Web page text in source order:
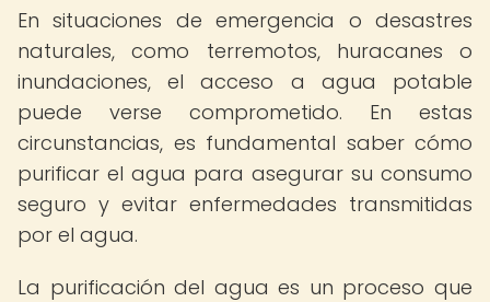
En situaciones de emergencia o desastres
naturales, como terremotos, huracanes o
inundaciones, el acceso a agua potable
puede verse comprometido. En estas
circunstancias, es fundamental saber cómo
purificar el agua para asegurar su consumo
seguro y evitar enfermedades transmitidas
por el agua.
La purificación del agua es un proceso que